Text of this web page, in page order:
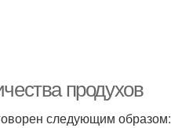
продухов
следующим образом: